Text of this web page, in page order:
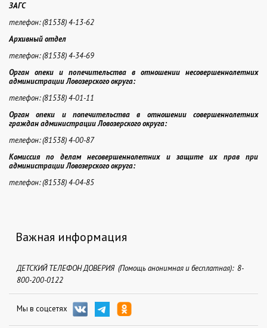
ЗАГС
телефон: (81538) 4-13-62
Архивный отдел
телефон: (81538) 4-34-69
Орган опеки и попечительства в отношении несовершеннолетних
администрации Ловозерскогоокруга:
телефон: (81538) 4-01-11
Орган опеки и попечительства в отношении совершеннолетних
граждан администрации Ловозерскогоокруга:
телефон: (81538) 4-00-87
Комиссия по делам несовершеннолетних и защите их прав при
администрации Ловозерскогоокруга:
телефон: (81538) 4-04-85
Важная информация
ДЕТСКИЙ ТЕЛЕФОН ДОВЕРИЯ (Помощь анонимная и бесплатная): 8-
800-200-0122
Мы в соцсетях